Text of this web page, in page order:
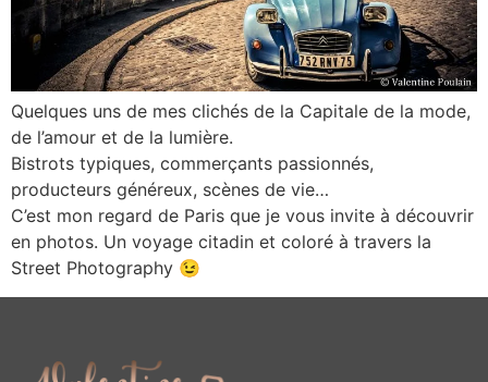
Quelques uns de mes clichés de la Capitale de la mode,
de l’amour et de la lumière.
Bistrots typiques, commerçants passionnés,
producteurs généreux, scènes de vie…
C’est mon regard de Paris que je vous invite à découvrir
en photos. Un voyage citadin et coloré à travers la
Street Photography 😉